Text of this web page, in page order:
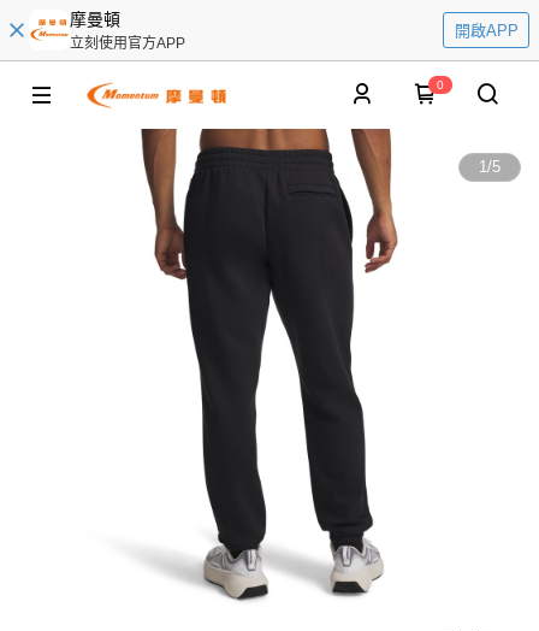
摩曼頓
立刻使用官方APP
開啟APP
0
1/5